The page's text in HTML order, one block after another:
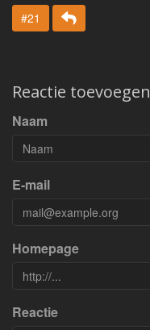
#21 Beantwoorden
Reactie toevoegen
Naam
E-mail
Homepage
Reactie